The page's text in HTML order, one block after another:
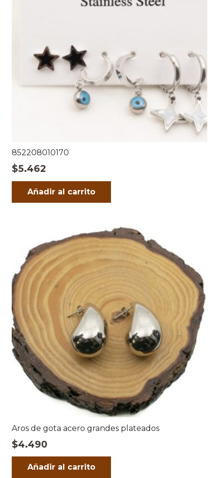
852208010170
$5.462
Añadir al carrito
Aros de gota acero grandes plateados
$4.490
Añadir al carrito